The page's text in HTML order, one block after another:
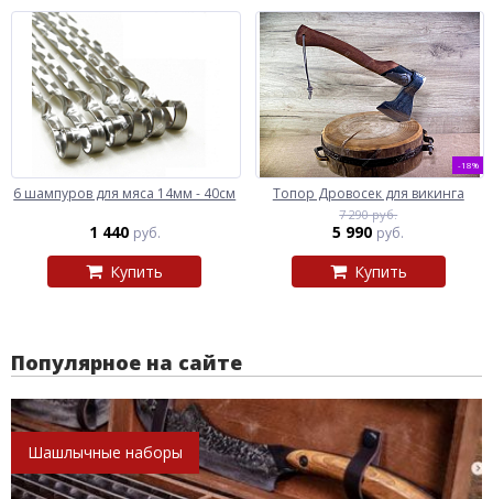
6 шампуров для мяса 14мм - 40см
1 440 руб.
Купить
-18%
Топор Дровосек для викинга
7 290 руб.
5 990 руб.
Купить
Популярное на сайте
Шашлычные наборы